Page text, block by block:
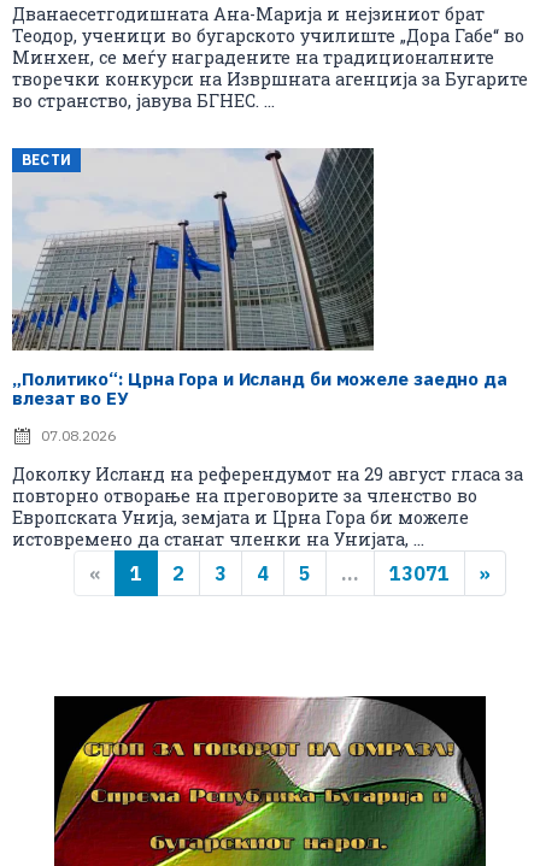
Дванаесетгодишната Ана-Марија и нејзиниот брат
Теодор, ученици во бугарското училиште „Дора Габе“ во
Минхен, се меѓу наградените на традиционалните
творечки конкурси на Извршната агенција за Бугарите
во странство, јавува БГНЕС. ...
ВЕСТИ
„Политико“: Црна Гора и Исланд би можеле заедно да
влезат во ЕУ
07.08.2026
Доколку Исланд на референдумот на 29 август гласа за
повторно отворање на преговорите за членство во
Европската Унија, земјата и Црна Гора би можеле
истовремено да станат членки на Унијата, ...
« 1 2 3 4 5 ... 13071 »